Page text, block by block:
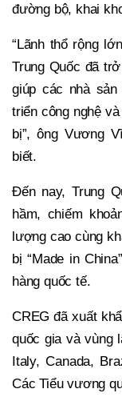
đường bộ, khai
“Lãnh thổ rộng
Trung Quốc đã
giúp các nhà
triển công nghệ
bị”, ông Vương
biết.
Đến nay, Trung
hầm, chiếm
lượng cao cùng
bị “Made in
hàng quốc tế.
CREG đã xuất
quốc gia và vùng
Italy, Canada,
Các Tiểu vương